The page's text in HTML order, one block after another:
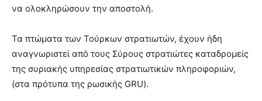
να ολοκληρώσουν την αποστολή.
Τα πτώματα των Τούρκων στρατιωτών, έχουν ήδη
αναγνωριστεί από τους Σύρους στρατιώτες καταδρομείς
της συριακής υπηρεσίας στρατιωτικών πληροφοριών,
(στα πρότυπα της ρωσικής GRU).